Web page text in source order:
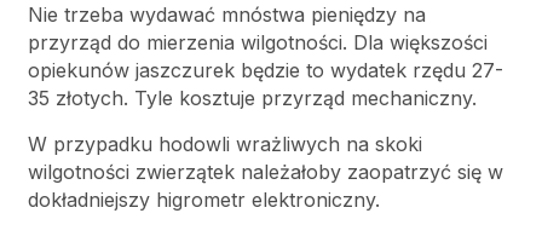
Nie trzeba wydawać mnóstwa pieniędzy na
przyrząd do mierzenia wilgotności. Dla większości
opiekunów jaszczurek będzie to wydatek rzędu 27-
35 złotych. Tyle kosztuje przyrząd mechaniczny.
W przypadku hodowli wrażliwych na skoki
wilgotności zwierzątek należałoby zaopatrzyć się w
dokładniejszy higrometr elektroniczny.